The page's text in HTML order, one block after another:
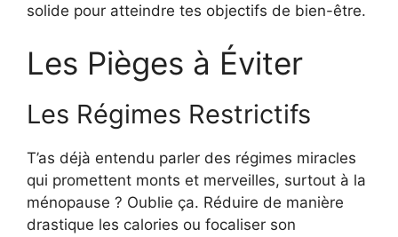
solide pour atteindre tes objectifs de bien-être.
Les Pièges à Éviter
Les Régimes Restrictifs
T’as déjà entendu parler des régimes miracles
qui promettent monts et merveilles, surtout à la
ménopause ? Oublie ça. Réduire de manière
drastique les calories ou focaliser son